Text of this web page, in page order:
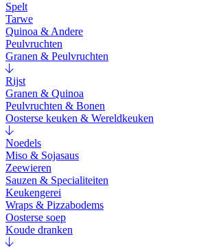
Spelt
Tarwe
Quinoa & Andere
Peulvruchten
Granen & Peulvruchten
Rijst
Granen & Quinoa
Peulvruchten & Bonen
Oosterse keuken & Wereldkeuken
Noedels
Miso & Sojasaus
Zeewieren
Sauzen & Specialiteiten
Keukengerei
Wraps & Pizzabodems
Oosterse soep
Koude dranken